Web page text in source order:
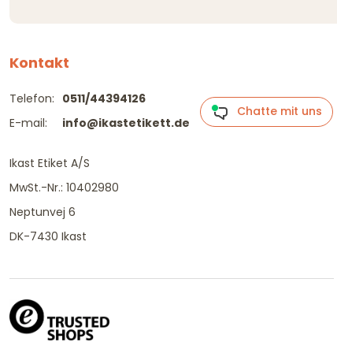
Kontakt
Telefon:
E-mail:
0511/44394126
info@ikastetikett.de
Ikast Etiket A/S
MwSt.-Nr.: 10402980
Neptunvej 6
DK-7430 Ikast
Chatte mit uns